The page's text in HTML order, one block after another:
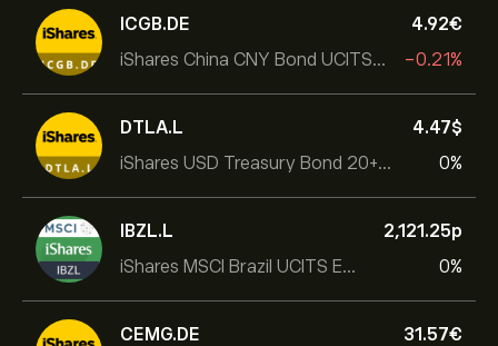
ICGB.DE
iShares China CNY Bond UCITS ETF
4.92‎€‎
-0.21%
DTLA.L
iShares USD Treasury Bond 20+yr UCITS ETF
4.47‎$‎
0%
IBZL.L
iShares MSCI Brazil UCITS ETF (Dist)
2,121.25‎p‎
0%
CEMG.DE
31.57‎€‎